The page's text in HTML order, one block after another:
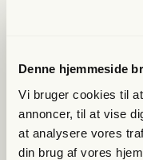
Denne hjemmeside
Vi bruger cookies til
annoncer, til at vise
at analysere vores
din brug af vores
Men aldrig dobbelt
hvorfor er 30
indhyller en
ugens udgave af
30.
KnudsenAfsnit
10 juli 2024
I lukkede netværk
indirekte og uformelt
og opbygningen af